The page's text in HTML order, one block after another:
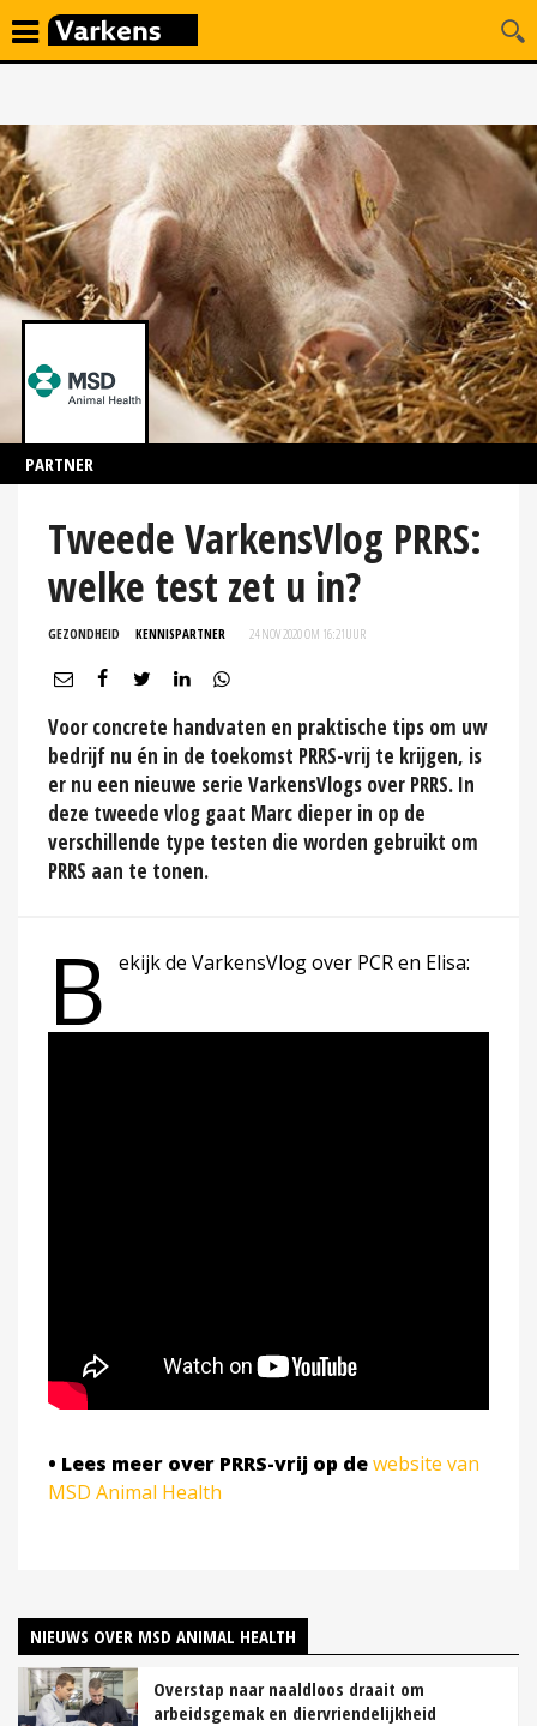
PARTNER
Tweede VarkensVlog PRRS:
welke test zet u in?
GEZONDHEID KENNISPARTNER 24 NOV 2020 OM 16:21UUR
Voor concrete handvaten en praktische tips om uw
bedrijf nu én in de toekomst PRRS-vrij te krijgen, is
er nu een nieuwe serie VarkensVlogs over PRRS. In
deze tweede vlog gaat Marc dieper in op de
verschillende type testen die worden gebruikt om
PRRS aan te tonen.
B ekijk de VarkensVlog over PCR en Elisa:
• Lees meer over PRRS-vrij op dewebsite van
MSD Animal Health
NIEUWS OVER MSD ANIMAL HEALTH
Overstap naar naaldloos draait om
arbeidsgemak en diervriendelijkheid